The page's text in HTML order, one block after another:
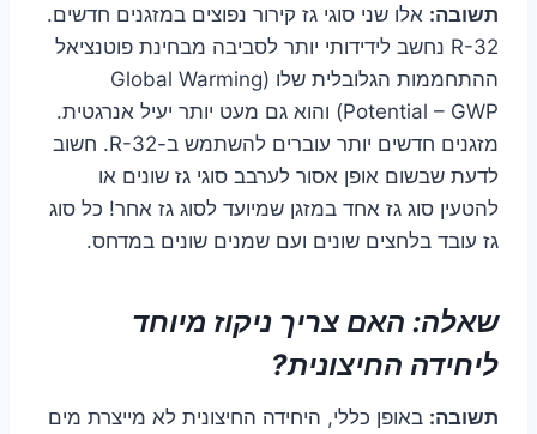
תשובה: אלו שני סוגי גז קירור נפוצים במזגנים חדשים.
R-32 נחשב לידידותי יותר לסביבה מבחינת פוטנציאל
ההתחממות הגלובלית שלו (Global Warming
Potential – GWP) והוא גם מעט יותר יעיל אנרגטית.
מזגנים חדשים יותר עוברים להשתמש ב-R-32. חשוב
לדעת שבשום אופן אסור לערבב סוגי גז שונים או
להטעין סוג גז אחד במזגן שמיועד לסוג גז אחר! כל סוג
גז עובד בלחצים שונים ועם שמנים שונים במדחס.
שאלה: האם צריך ניקוז מיוחד
ליחידה החיצונית?
תשובה: באופן כללי, היחידה החיצונית לא מייצרת מים